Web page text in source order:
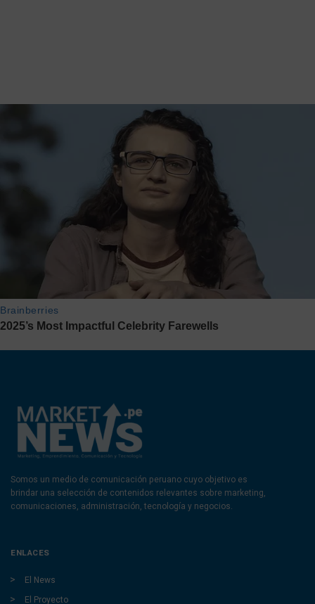
Somos un medio de comunicación peruano cuyo objetivo es
brindar una selección de contenidos relevantes sobre marketing,
comunicaciones, administración, tecnología y negocios.
ENLACES
El News
El Proyecto